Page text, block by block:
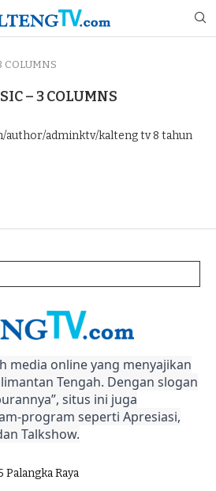
COLUMNS
– 3 COLUMNS
author/adminktv/kalteng tv8 tahun
media online yang menyajikan
Tengah. Dengan slogan
situs ini juga
program seperti Apresiasi,
Talkshow.
Palangka Raya